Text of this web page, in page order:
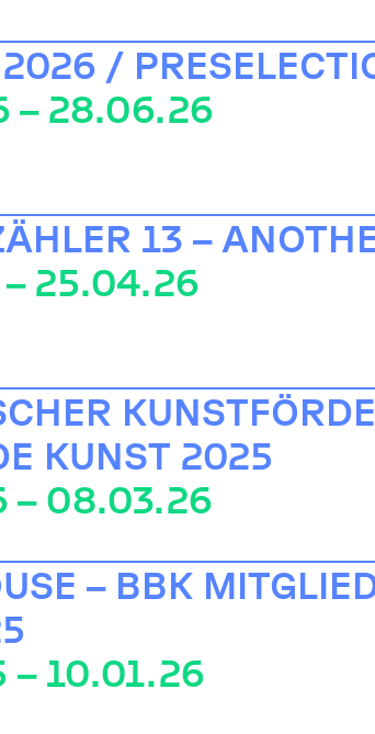
/
– 28.06.26
13 –
– 25.04.26
KUNST 2025
– 08.03.26
– BBK
– 10.01.26